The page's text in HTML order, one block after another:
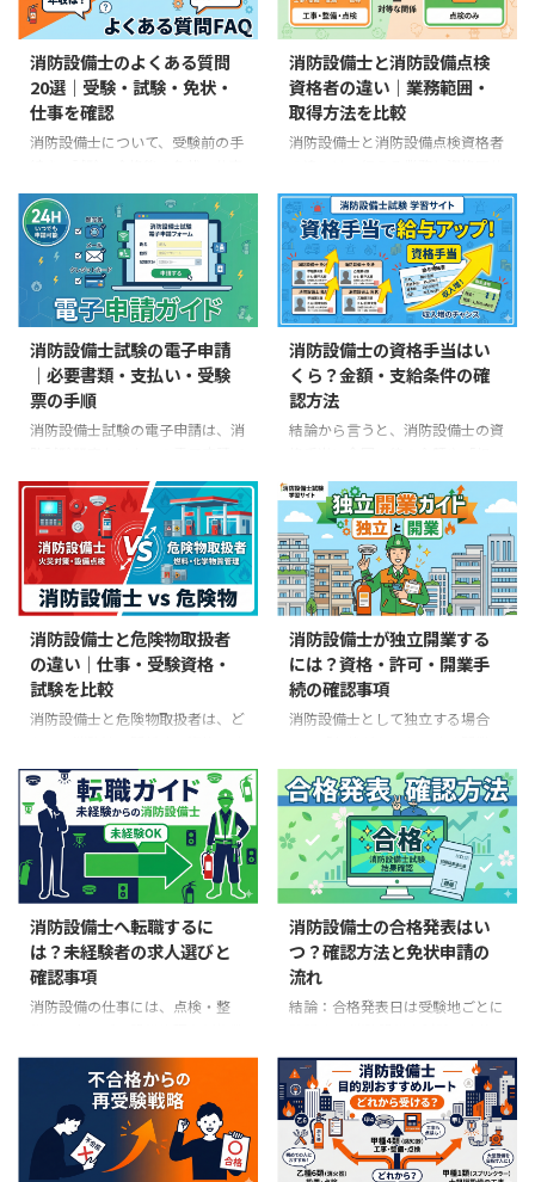
案内で確認できる「間違えやすい
10項目」を整理します。公開問題
の出題頻度ランキングや独自配点
ではありません。まず試験制度を
正確に区別し、類別の法令・構
造・機能は受験する類の教材で補
分：甲種特類か、甲種第1～5類
か 試験：筆記か実技か 条件： ...
題の閲覧、合格者番号の確認、免
状手続まで行えます。本記事で
は、目的別の使い方と、第三者が
提供する学習アプリを選ぶ際の確
認項目を整理します。 先に確認
するポイント 試験日・受付期
はなく、過去に出題された問題の
一部が公開されている 第三者ア
プ ...
消防設備士のよくある質問
20選｜受験・試験・免状・
仕事を確認
消防設備士について、受験前の手
に関するよくある質問を20問に
整理しました。 試験日や受付期
間は都道府県・試験回ごとに異な
ります。手数料、問題数、合格基
準、免状手続など全国共通で確認
できる内容は、消防試験研究セン
ターなどの公式情報に基づいて回
答します。 申込み前の確認順 受
験地の試験案内で、試験日・実施
類・受付期間を確認する 甲種の
受験資格と、利用する科目免除を
行い、受付内容を保存する 受験
票を印刷または受領し、写真と ...
消防設備士と消防設備点検
資格者の違い｜業務範囲・
取得方法を比較
消防設備士と消防設備点検資格者
です。 消防設備士は、免状の
種・類に応じて消防用設備等の工
事・整備・点検を扱います。消防
設備点検資格者は、資格区分に応
じた点検を行う資格であり、工事
や整備はできません。 ただし、
消防設備士であればすべての設備
を点検できるわけではなく、消防
設備点検資格者にも第1種・第2
種・特種の区分があります。「ど
ちらが上か」ではなく、担当する
る違い 甲種消防設備士：免状区
分に応じた工事・整備・点検 乙
種 ...
消防設備士試験の電子申請
｜必要書類・支払い・受験
票の手順
消防設備士試験の電子申請は、消
ージから行います。ただし、いつ
でも申し込めるわけではありませ
ん。受験する都道府県・試験日ご
とに決められた受付期間中だけ申
請でき、試験によって電子申請を
利用できない場合もあります。
現在の手続きでは、受験資格や科
目免除の証明書類はPDF・JPEG
でアップロードできます。一方、
受験票用の顔写真は申請時にアッ
プロードするのではなく、後日印
電子申請の全体像 受験地の試験
案内・日程・受付期間を確認 ...
消防設備士の資格手当はい
くら？金額・支給条件の確
認方法
結論から言うと、消防設備士の資
場」はありません。 資格手当は
免状を取得すれば国から支給され
るものではなく、勤務先が賃金規
程や就業規則で定める制度です。
同じ甲種4類でも、毎月支給する
会社、合格時に一時金だけを出す
会社、受験費用だけを補助する会
社、制度自体がない会社がありま
す。 「いくらもらえるか」を正
確に知るには、一般的な相場表で
はなく、応募先の求人票・労働条
事では、確認する順序と見落とし
やすい支給条件を整理します。
先 ...
消防設備士と危険物取扱者
の違い｜仕事・受験資格・
試験を比較
消防設備士と危険物取扱者は、ど
が、対象とするものが異なりま
す。消防設備士は建物の消防用設
備等、危険物取扱者はガソリン・
灯油・化学薬品など法令上の危険
物を扱う資格です。 先に取る資
格の決め方 消防設備の点検・整
備・工事をしたい → 仕事内容に
対応する類の消防設備士 ガソリ
ン、灯油、薬品などを貯蔵・取り
扱う仕事をしたい → 対象物質に
対応する危険物取扱者 設備管理
の担当業務と必要資格を確認して
順番を決める 消防設備士と危険
物取扱者の違い 比較項目 ...
消防設備士が独立開業する
には？資格・許可・開業手
続の確認事項
消防設備士として独立する場合
きる」と考えるのではなく、受注
する設備と作業範囲を先に決める
必要があります。免状の類、点検
者資格が必要な建物、建設業許
可、消防署への届出、税務手続
は、それぞれ別の条件で判断する
からです。 独立準備の順番 受注
する設備と、点検・整備・工事の
範囲を決める 自分の免状、経
験、人員、機材で安全に履行でき
るか確認する 建設業許可や消防
る 見積条件、保険、再委託、責
任分担を契約前に決める 開業・
青色申告・消費税の手続を整理す
る 独 ...
消防設備士へ転職するに
は？未経験者の求人選びと
確認事項
消防設備の仕事には、点検・整
の入口があります。求人によって
未経験者の応募可否、入社時に必
要な免状、運転業務、夜間・休日
対応の有無が異なるため、「消防
設備士」という職種名だけで選ば
ないことが大切です。 転職先を
消防設備士の合格発表はい
つ？確認方法と免状申請の
流れ
結論：合格発表日は受験地ごとに
発表日は、全国一律に「試験から
何日後」と決まっているわけでは
ありません。受験した都道府県・
試験回の試験案内や日程ページに
記載された結果発表予定日を確認
します。 消防試験研究センター